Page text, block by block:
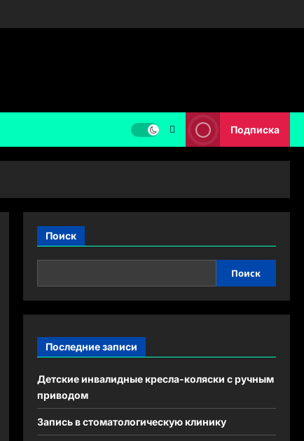
Подписка
Поиск
Поиск
Последние записи
Детские инвалидные кресла-коляски с ручным
приводом
Запись в стоматологическую клинику